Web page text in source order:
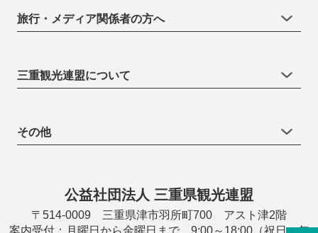
旅行・メディア関係者の方へ
三重観光連盟について
その他
公益社団法人 三重県観光連盟
〒514-0009 三重県津市羽所町700 アスト津2階
案内受付：月曜日から金曜日まで 9:00～18:00（祝日・年